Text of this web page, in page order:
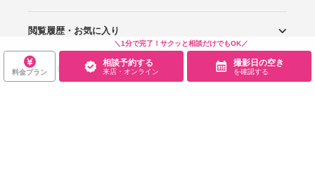
＼1分で完了！サクッと相談だけでもOK／
料金プラン
相談予約する
来店・オンライン
撮影日の空き
を確認する
ロケーションから探す
スタジオから探す
閲覧履歴・お気に入り
閲覧スタジオ
お気に入り
お役立ち情報